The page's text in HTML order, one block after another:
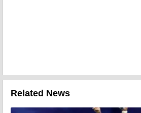
Related News